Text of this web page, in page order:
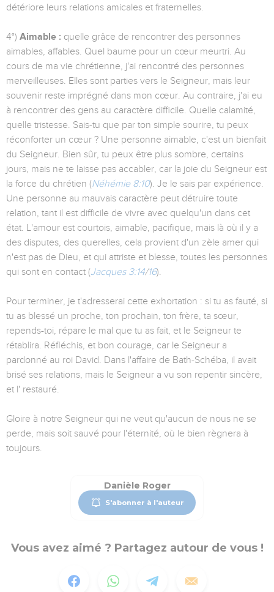
détériore leurs relations amicales et fraternelles.
4°) Aimable : quelle grâce de rencontrer des personnes
aimables, affables. Quel baume pour un cœur meurtri. Au
cours de ma vie chrétienne, j'ai rencontré des personnes
merveilleuses. Elles sont parties vers le Seigneur, mais leur
souvenir reste imprégné dans mon cœur. Au contraire, j'ai eu
à rencontrer des gens au caractère difficile. Quelle calamité,
quelle tristesse. Sais-tu que par ton simple sourire, tu peux
réconforter un cœur ? Une personne aimable, c'est un bienfait
du Seigneur. Bien sûr, tu peux être plus sombre, certains
jours, mais ne te laisse pas accabler, car la joie du Seigneur est
la force du chrétien (Néhémie 8:10). Je le sais par expérience.
Une personne au mauvais caractère peut détruire toute
relation, tant il est difficile de vivre avec quelqu'un dans cet
état. L'amour est courtois, aimable, pacifique, mais là où il y a
des disputes, des querelles, cela provient d'un zèle amer qui
n'est pas de Dieu, et qui attriste et blesse, toutes les personnes
qui sont en contact (Jacques 3:14/16).
Pour terminer, je t'adresserai cette exhortation : si tu as fauté, si
tu as blessé un proche, ton prochain, ton frère, ta sœur,
repends-toi, répare le mal que tu as fait, et le Seigneur te
rétablira. Réfléchis, et bon courage, car le Seigneur a
pardonné au roi David. Dans l'affaire de Bath-Schéba, il avait
brisé ses relations, mais le Seigneur a vu son repentir sincère,
et l' restauré.
Gloire à notre Seigneur qui ne veut qu'aucun de nous ne se
perde, mais soit sauvé pour l'éternité, où le bien règnera à
toujours.
Danièle Roger
S'abonner à l'auteur
Vous avez aimé ? Partagez autour de vous !